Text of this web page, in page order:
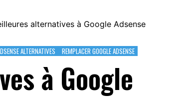
alternatives à Google Adsense
ALTERNATIVES REMPLACER GOOGLE ADSENSE
à Google